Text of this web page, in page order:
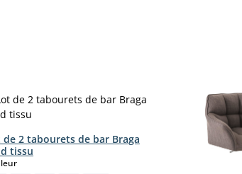
de 2 tabourets de bar Braga
tissu
select